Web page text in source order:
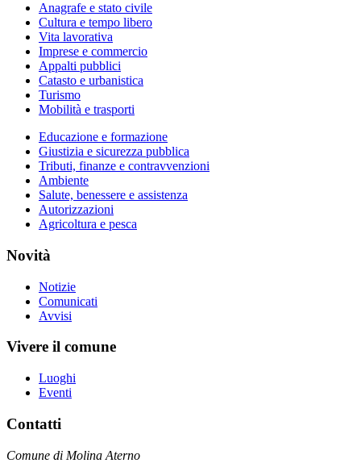
Anagrafe e stato civile
Cultura e tempo libero
Vita lavorativa
Imprese e commercio
Appalti pubblici
Catasto e urbanistica
Turismo
Mobilità e trasporti
Educazione e formazione
Giustizia e sicurezza pubblica
Tributi, finanze e contravvenzioni
Ambiente
Salute, benessere e assistenza
Autorizzazioni
Agricoltura e pesca
Novità
Notizie
Comunicati
Avvisi
Vivere il comune
Luoghi
Eventi
Contatti
Comune di Molina Aterno